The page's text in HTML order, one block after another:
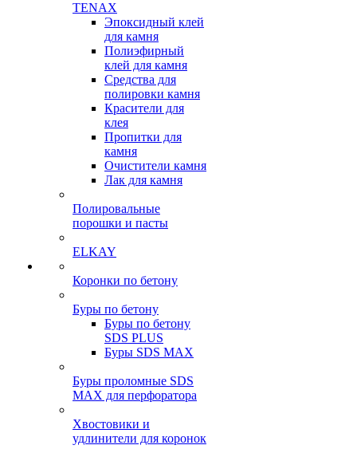
TENAX
Эпоксидный клей
для камня
Полиэфирный
клей для камня
Средства для
полировки камня
Красители для
клея
Пропитки для
камня
Очистители камня
Лак для камня
Полировальные
порошки и пасты
ELKAY
Коронки по бетону
Буры по бетону
Буры по бетону
SDS PLUS
Буры SDS MAX
Буры проломные SDS
MAX для перфоратора
Хвостовики и
удлинители для коронок